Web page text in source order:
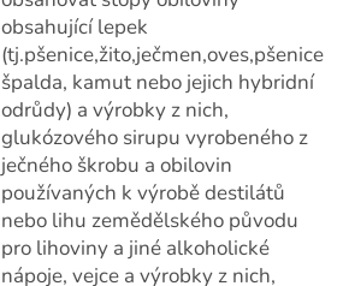
obsahující lepek
(tj.pšenice,žito,ječmen,oves,pšenice
špalda, kamut nebo jejich hybridní
odrůdy) a výrobky z nich,
glukózového sirupu vyrobeného z
ječného škrobu a obilovin
používaných k výrobě destilátů
nebo lihu zemědělského původu
pro lihoviny a jiné alkoholické
nápoje, vejce a výrobky z nich,